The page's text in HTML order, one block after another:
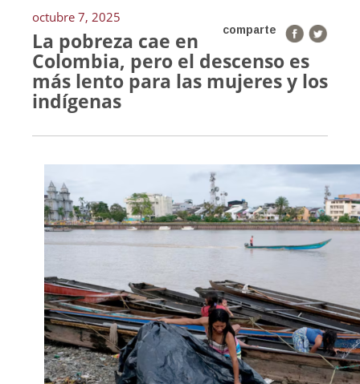
octubre 7, 2025
comparte
La pobreza cae en
Colombia, pero el descenso es
más lento para las mujeres y los
indígenas